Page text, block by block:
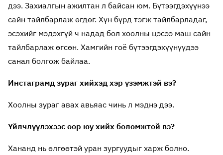
дээ. Захиалгын ажилтан л байсан юм. Бүтээгдэхүүнээ
сайн тайлбарлаж өгдөг. Хүн бүрд тэгж тайлбарладаг,
эсэхийг мэдэхгүй ч надад бол хоолны цэсээ маш сайн
тайлбарлаж өгсөн. Хамгийн гоё бүтээгдэхүүнүүдээ
санал болгож байлаа.
Инстаграмд зураг хийхэд хэр үзэмжтэй вэ?
Хоолны зураг авах авьяас чинь л мэднэ дээ.
Үйлчлүүлэхээс өөр юу хийх боломжтой вэ?
Хананд нь өлгөөтэй уран зургуудыг харж болно.